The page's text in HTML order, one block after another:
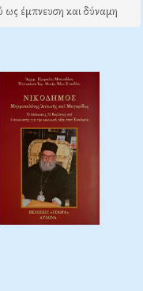
έμπνευση και δύναμη